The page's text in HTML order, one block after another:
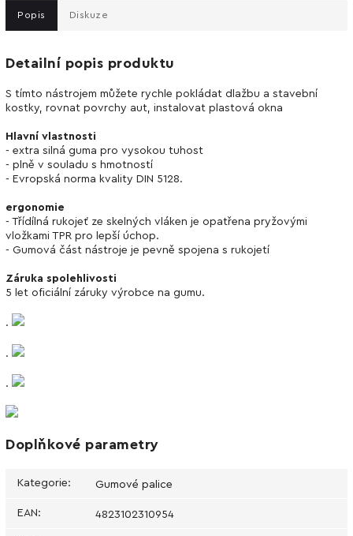
Popis Diskuze
Detailní popis produktu
S tímto nástrojem můžete rychle pokládat dlažbu a stavební
kostky, rovnat povrchy aut, instalovat plastová okna
Hlavní vlastnosti
- extra silná guma pro vysokou tuhost
- plně v souladu s hmotností
- Evropská norma kvality DIN 5128.
ergonomie
- Třídílná rukojeť ze skelných vláken je opatřena pryžovými
vložkami TPR pro lepší úchop.
- Gumová část nástroje je pevně spojena s rukojetí
Záruka spolehlivosti
5 let oficiální záruky výrobce na gumu.
.
.
.
Doplňkové parametry
Kategorie: Gumové palice
EAN: 4823102310954